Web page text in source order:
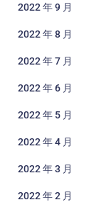
2022 年 9 月
2022 年 8 月
2022 年 7 月
2022 年 6 月
2022 年 5 月
2022 年 4 月
2022 年 3 月
2022 年 2 月